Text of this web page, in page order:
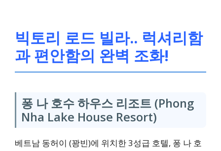
빅토리 로드 빌라.. 럭셔리함
과 편안함의 완벽 조화!
퐁 나 호수 하우스 리조트 (Phong
Nha Lake House Resort)
베트남 동허이 (꽝빈)에 위치한 3성급 호텔, 퐁 나 호